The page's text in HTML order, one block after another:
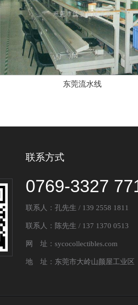
东莞流水线
联系方式
0769-3327
联系人：孔先生 / 139 2558 1811
联系人：陈先生 / 137 1370 0513
网 址：sycocollectibles.com
地 址：东莞市大岭山颜屋工业区